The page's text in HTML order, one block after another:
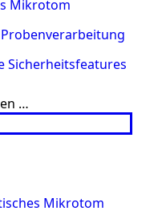
Mikrotom
Sicherheitsfeatures
…
Mikrotom